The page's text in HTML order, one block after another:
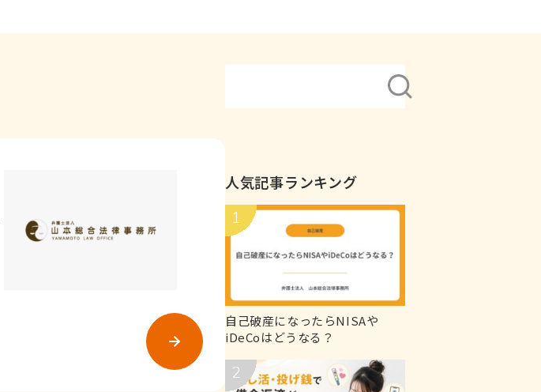
人気記事ランキング
自己破産になったらNISAや
iDeCoはどうなる？